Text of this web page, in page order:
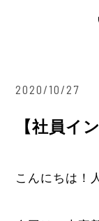
2020/10/27
【社員イ
こんにちは！